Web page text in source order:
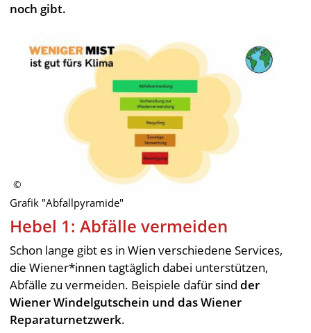
noch gibt.
Grafik "Abfallpyramide"
Hebel 1: Abfälle vermeiden
Schon lange gibt es in Wien verschiedene Services,
die Wiener*innen tagtäglich dabei unterstützen,
Abfälle zu vermeiden. Beispiele dafür sindder
Wiener Windelgutschein und das Wiener
Reparaturnetzwerk.